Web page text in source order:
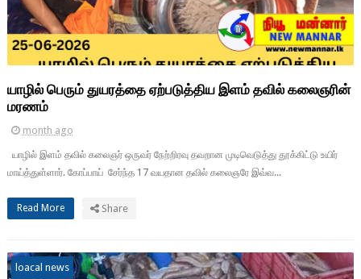
யாழில் பெரும் துயரத்தை ஏற்படுத்திய இளம் தவில் கலைஞரின்
மரணம்
month ago
யாழில் இளம் தவில் கலைஞர் ஒருவர் நேற்றிரவு தவறான முடிவெடுத்து தூக்கிட்டு உயிர்
மாய்த்துள்ளார். கோப்பாய் சேர்ந்த 17 வயதான தவில் கலைஞரே இவ்வ...
Read More Share
loacal news